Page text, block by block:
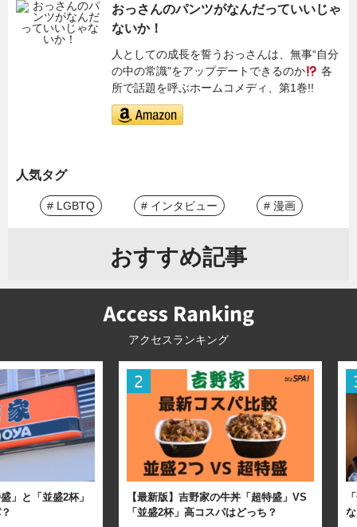
おっさんのパンツがなんだっていいじゃ
ないか！
人としての成長を誓うおっさんは、無事“自分
の中の常識"をアップデートできるのか
各
所で話題を呼ぶホームコメディ、第1巻!!
人気タグ
# LGBTQ # インタビュー # 漫画
おすすめ記事
アクセスランキング
」と「並盛2杯」
【最新版】吉野家の牛丼「超特盛」VS
「並盛2杯」高コスパはどっち？